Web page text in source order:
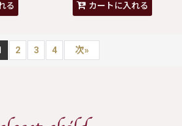
る カートに入れる
2 3 4 次»